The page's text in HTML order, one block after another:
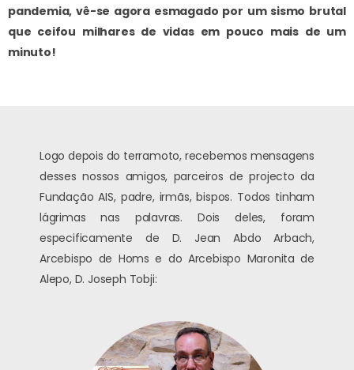
pandemia, vê-se agora esmagado por um sismo brutal
que ceifou milhares de vidas em pouco mais de um
minuto!
Logo depois do terramoto, recebemos mensagens
desses nossos amigos, parceiros de projecto da
Fundação AIS, padre, irmãs, bispos. Todos tinham
lágrimas nas palavras. Dois deles, foram
especificamente de D. Jean Abdo Arbach,
Arcebispo de Homs e do Arcebispo Maronita de
Alepo, D. Joseph Tobji: